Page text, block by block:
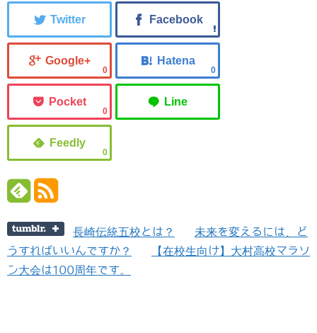
0 0
0
0
長崎伝統五校とは？
未来を変えるには、ど
うすればいいんですか？
【在校生向け】大村高校マラソ
ン大会は100周年です。